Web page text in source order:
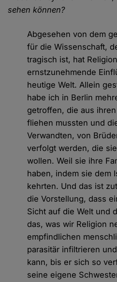
sehen können?
Abgesehen von dem
für die Wissenschaft,
tragisch ist, hat
ernstzunehmende
heutige Welt. Allein
habe ich in Berlin
getroffen, die aus
fliehen mussten und
Verwandten, von
verfolgt werden, die
wollen. Weil sie ihre
haben, indem sie dem
kehrten. Und das ist
die Vorstellung, dass
Sicht auf die Welt und
das, was wir Religion
empfindlichen
parasitär infiltrieren
kann, bis er sich so
seine eigene